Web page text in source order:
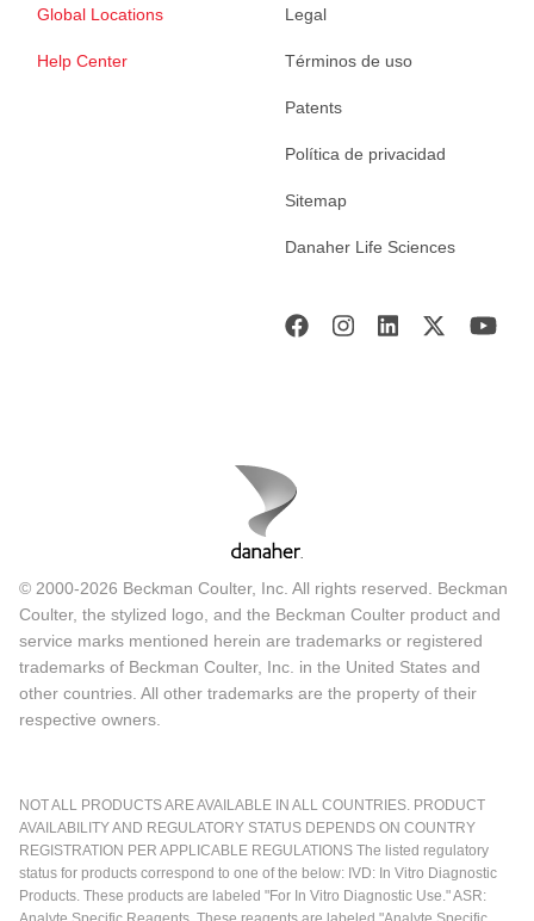
Global Locations
Help Center
Legal
Términos de uso
Patents
Política de privacidad
Sitemap
Danaher Life Sciences
© 2000-2026 Beckman Coulter, Inc. All rights reserved. Beckman
Coulter, the stylized logo, and the Beckman Coulter product and
service marks mentioned herein are trademarks or registered
trademarks of Beckman Coulter, Inc. in the United States and
other countries. All other trademarks are the property of their
respective owners.
NOT ALL PRODUCTS ARE AVAILABLE IN ALL COUNTRIES. PRODUCT
AVAILABILITY AND REGULATORY STATUS DEPENDS ON COUNTRY
REGISTRATION PER APPLICABLE REGULATIONS The listed regulatory
status for products correspond to one of the below: IVD: In Vitro Diagnostic
Products. These products are labeled "For In Vitro Diagnostic Use." ASR: